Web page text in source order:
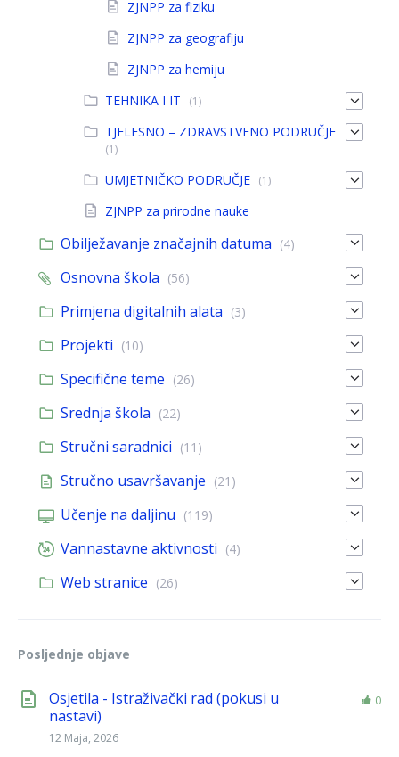
ZJNPP za fiziku
ZJNPP za geografiju
ZJNPP za hemiju
TEHNIKA I IT
(1)
TJELESNO – ZDRAVSTVENO PODRUČJE
(1)
UMJETNIČKO PODRUČJE (1)
ZJNPP za prirodne nauke
Obilježavanje značajnih datuma (4)
Osnovna škola (56)
Primjena digitalnih alata (3)
Projekti (10)
Specifične teme (26)
Srednja škola (22)
Stručni saradnici (11)
Stručno usavršavanje (21)
Učenje na daljinu (119)
Vannastavne aktivnosti (4)
Web stranice (26)
Posljednje objave
Osjetila - Istraživački rad (pokusi u
nastavi)
12 Maja, 2026
0